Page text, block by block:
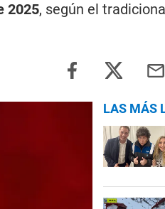
2025, según el
LAS MÁS